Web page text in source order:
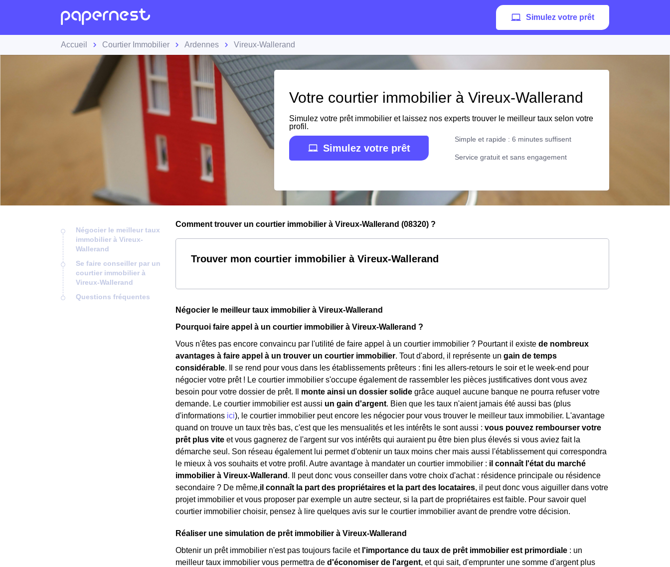
Simulez votre prêt
Accueil Courtier Immobilier Ardennes Vireux-Wallerand
Votre courtier immobilier à Vireux-Wallerand
Simulez votre prêt immobilier et laissez nos experts trouver le meilleur taux selon votre
profil.
Simulez votre prêt
Simple et rapide : 6 minutes suffisent
Service gratuit et sans engagement
Négocier le meilleur taux
immobilier à Vireux-
Wallerand
Se faire conseiller par un
courtier immobilier à
Vireux-Wallerand
Questions fréquentes
Comment trouver un courtier immobilier à Vireux-Wallerand (08320) ?
Trouver mon courtier immobilier à Vireux-Wallerand
Négocier le meilleur taux immobilier à Vireux-Wallerand
Pourquoi faire appel à un courtier immobilier à Vireux-Wallerand ?
Vous n'êtes pas encore convaincu par l'utilité de faire appel à un courtier immobilier ? Pourtant il existe de nombreux
avantages à faire appel à un trouver un courtier immobilier. Tout d'abord, il représente un gain de temps
considérable. Il se rend pour vous dans les établissements prêteurs : fini les allers-retours le soir et le week-end pour
négocier votre prêt ! Le courtier immobilier s'occupe également de rassembler les pièces justificatives dont vous avez
besoin pour votre dossier de prêt. Il monte ainsi un dossier solide grâce auquel aucune banque ne pourra refuser votre
demande. Le courtier immobilier est aussi un gain d'argent. Bien que les taux n'aient jamais été aussi bas (plus
d'informations ici), le courtier immobilier peut encore les négocier pour vous trouver le meilleur taux immobilier. L'avantage
quand on trouve un taux très bas, c'est que les mensualités et les intérêts le sont aussi : vous pouvez rembourser votre
prêt plus vite et vous gagnerez de l'argent sur vos intérêts qui auraient pu être bien plus élevés si vous aviez fait la
démarche seul. Son réseau également lui permet d'obtenir un taux moins cher mais aussi l'établissement qui correspondra
le mieux à vos souhaits et votre profil. Autre avantage à mandater un courtier immobilier : il connaît l'état du marché
immobilier à Vireux-Wallerand . Il peut donc vous conseiller dans votre choix d'achat : résidence principale ou résidence
secondaire ? De même,il connaît la part des propriétaires et la part des locataires, il peut donc vous aiguiller dans votre
projet immobilier et vous proposer par exemple un autre secteur, si la part de propriétaires est faible. Pour savoir quel
courtier immobilier choisir, pensez à lire quelques avis sur le courtier immobilier avant de prendre votre décision.
Réaliser une simulation de prêt immobilier à Vireux-Wallerand
Obtenir un prêt immobilier n'est pas toujours facile et l'importance du taux de prêt immobilier est primordiale : un
meilleur taux immobilier vous permettra de d'économiser de l'argent, et qui sait, d'emprunter une somme d'argent plus